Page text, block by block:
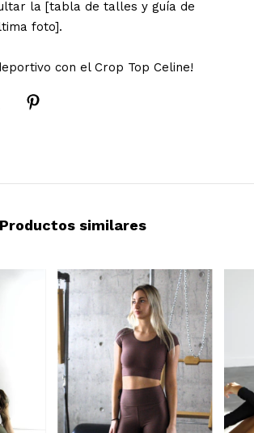
la [tabla de talles y guía de
foto].
con el Crop Top Celine!
Productos similares